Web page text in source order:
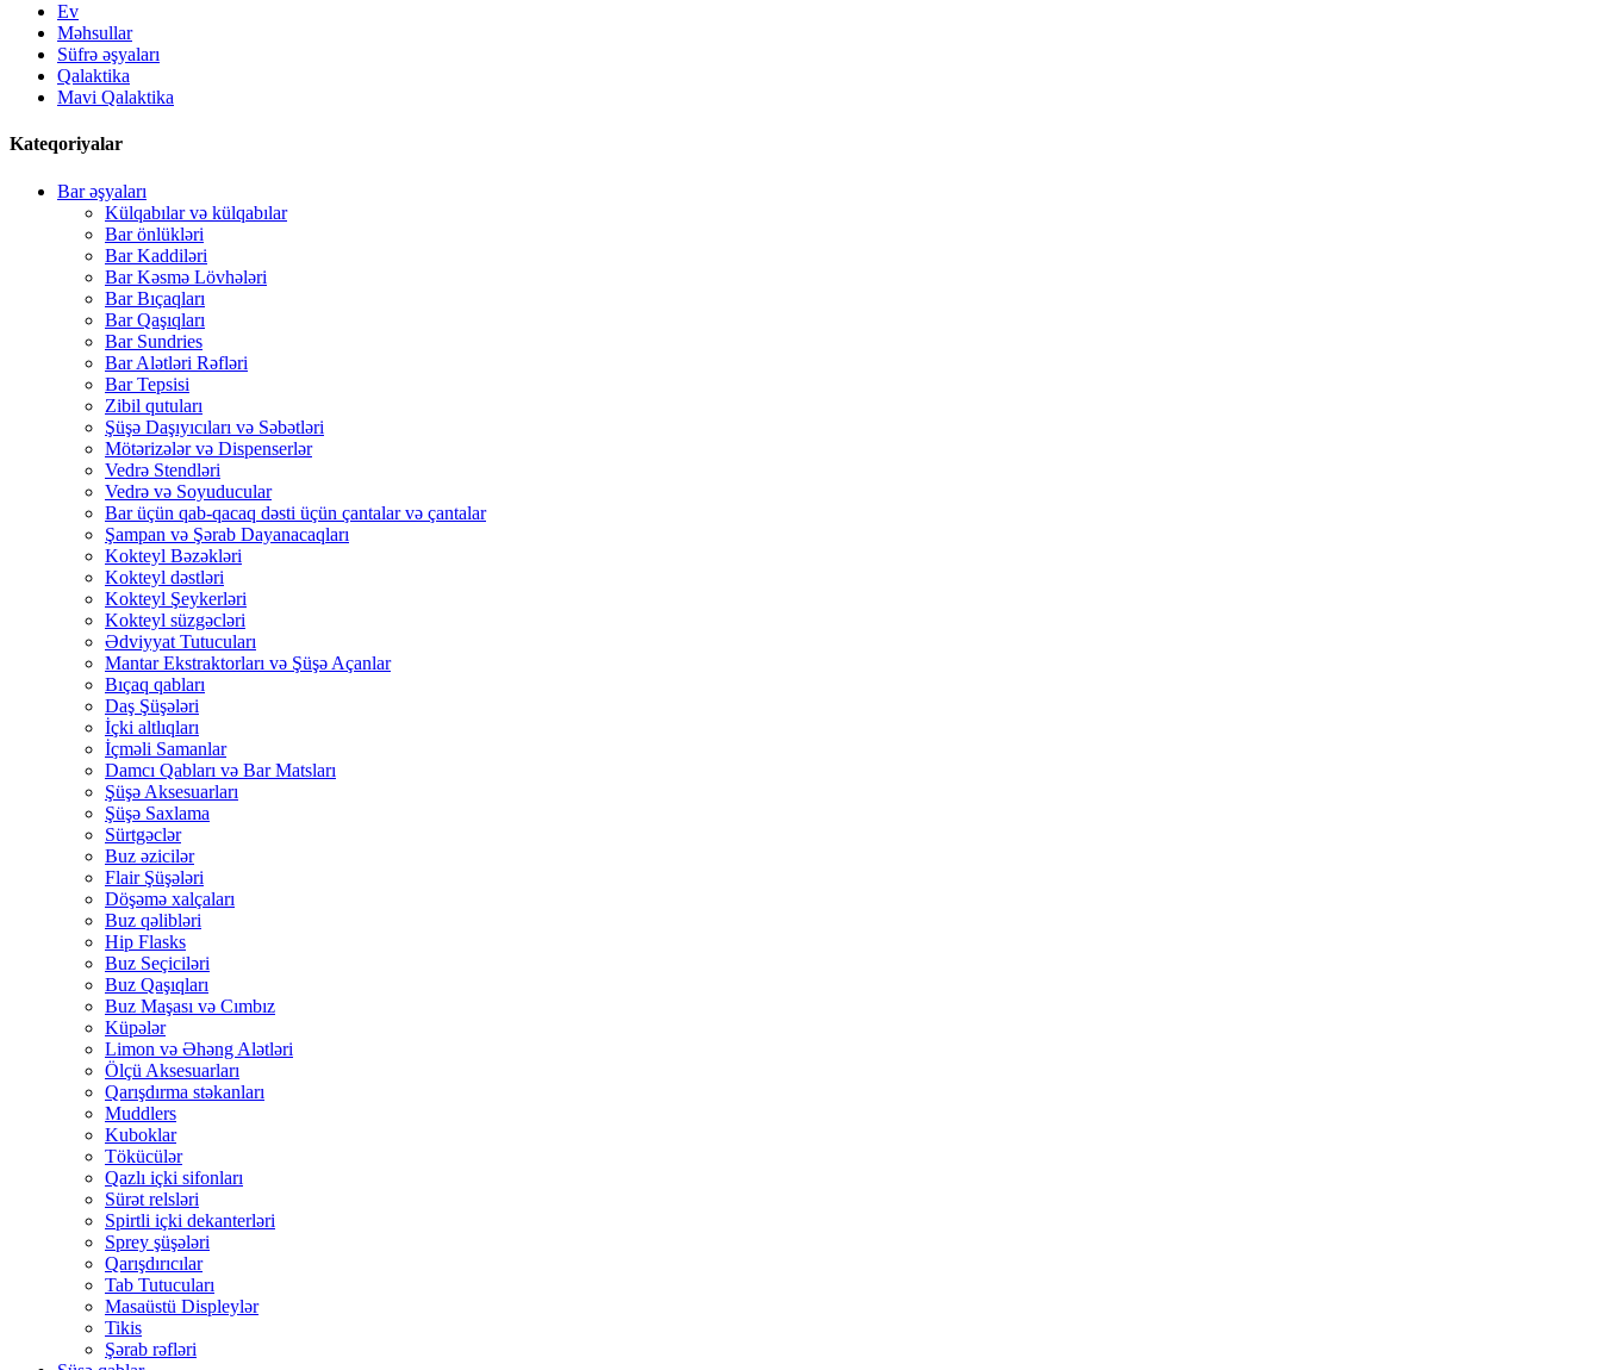
Ev
Məhsullar
Süfrə əşyaları
Qalaktika
Mavi Qalaktika
Kateqoriyalar
Bar əşyaları
Külqabılar və külqabılar
Bar önlükləri
Bar Kaddiləri
Bar Kəsmə Lövhələri
Bar Bıçaqları
Bar Qaşıqları
Bar Sundries
Bar Alətləri Rəfləri
Bar Tepsisi
Zibil qutuları
Şüşə Daşıyıcıları və Səbətləri
Mötərizələr və Dispenserlər
Vedrə Stendləri
Vedrə və Soyuducular
Bar üçün qab-qacaq dəsti üçün çantalar və çantalar
Şampan və Şərab Dayanacaqları
Kokteyl Bəzəkləri
Kokteyl dəstləri
Kokteyl Şeykerləri
Kokteyl süzgəcləri
Ədviyyat Tutucuları
Mantar Ekstraktorları və Şüşə Açanlar
Bıçaq qabları
Daş Şüşələri
İçki altlıqları
İçməli Samanlar
Damcı Qabları və Bar Matsları
Şüşə Aksesuarları
Şüşə Saxlama
Sürtgəclər
Buz əzicilər
Flair Şüşələri
Döşəmə xalçaları
Buz qəlibləri
Hip Flasks
Buz Seçiciləri
Buz Qaşıqları
Buz Maşası və Cımbız
Küpələr
Limon və Əhəng Alətləri
Ölçü Aksesuarları
Qarışdırma stəkanları
Muddlers
Kuboklar
Tökücülər
Qazlı içki sifonları
Sürət relsləri
Spirtli içki dekanterləri
Sprey şüşələri
Qarışdırıcılar
Tab Tutucuları
Masaüstü Displeylər
Tikis
Şərab rəfləri